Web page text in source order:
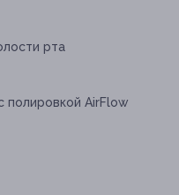
рта
полировкой AirFlow